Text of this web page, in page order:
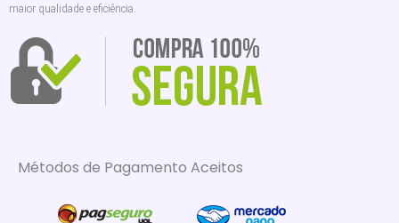
maior qualidade e eficiência.
Métodos de Pagamento Aceitos